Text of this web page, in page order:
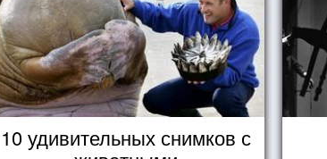
10 удивительных снимков с